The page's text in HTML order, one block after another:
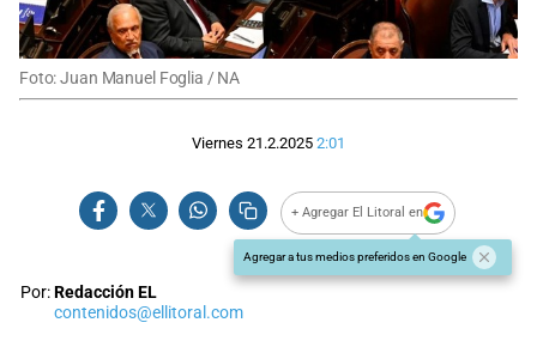
Foto: Juan Manuel Foglia / NA
Viernes 21.2.2025 2:01
+ Agregar El Litoral en
Agregar a tus medios preferidos en Google
Por:Redacción EL
contenidos@ellitoral.com